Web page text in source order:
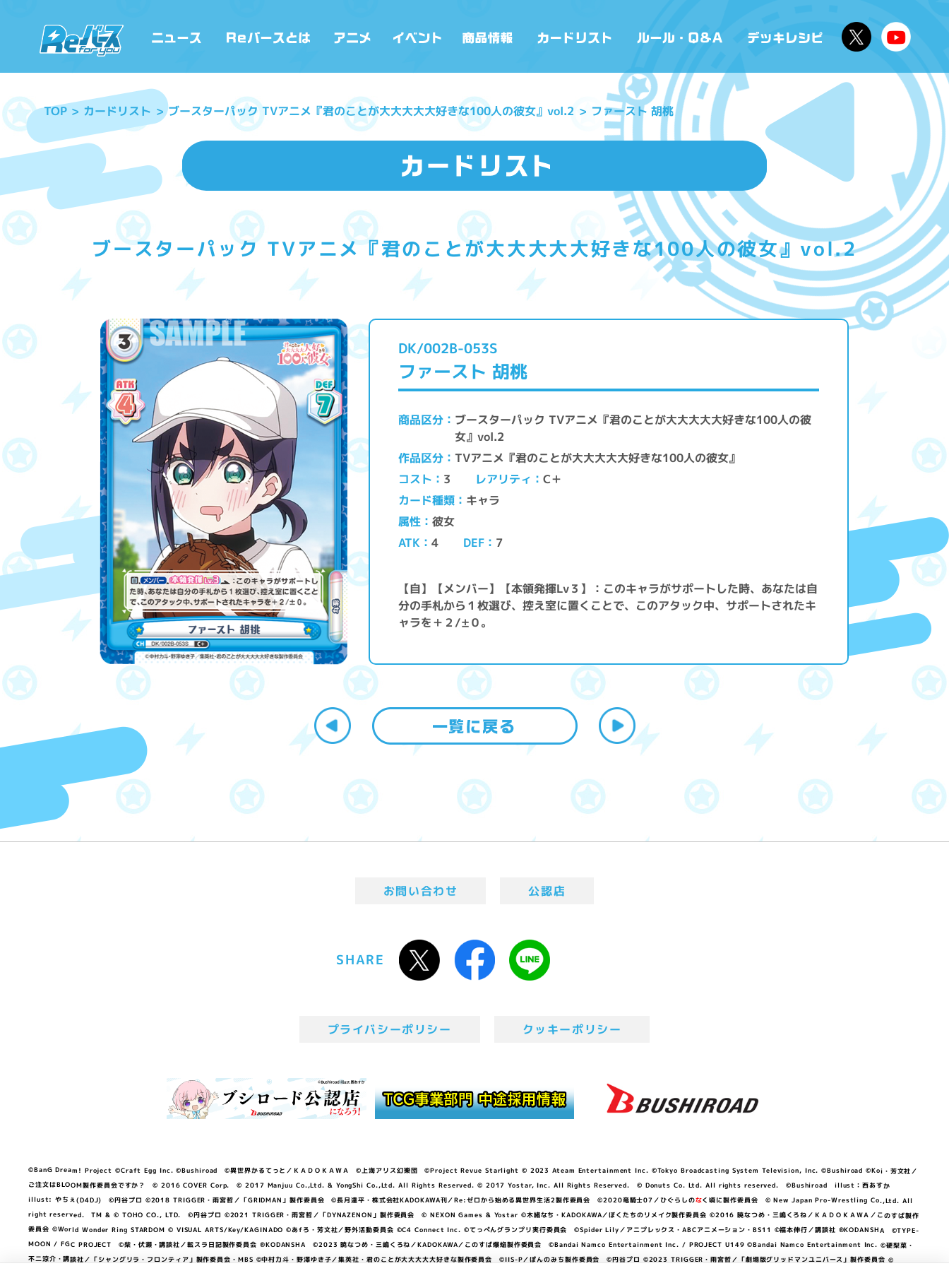
TOP カードリスト ブースターパック TVアニメ『君のことが大大大大大好きな100人の彼女』vol.2 ファースト 胡桃
ブースターパック TVアニメ『君のことが大大大大大好きな100人の彼女』vol.2
DK/002B-053S
ファースト 胡桃
商品区分 ブースターパック TVアニメ『君のことが大大大大大好きな100人の彼
女』vol.2
作品区分 TVアニメ『君のことが大大大大大好きな100人の彼女』
コスト 3 レアリティ C＋
カード種類 キャラ
属性 彼女
ATK 4 DEF 7
【自】【メンバー】【本領発揮Lv３】：このキャラがサポートした時、あなたは自
分の手札から１枚選び、控え室に置くことで、このアタック中、サポートされたキ
ャラを＋２/±０。
お問い合わせ 公認店
SHARE
プライバシーポリシー クッキーポリシー
©BanG Dream! Project ©Craft Egg Inc. ©Bushiroad ©異世界かるてっと／ＫＡＤＯＫＡＷＡ ©上海アリス幻樂団 ©Project Revue Starlight © 2023 Ateam Entertainment Inc. ©Tokyo Broadcasting System Television, Inc. ©Bushiroad ©Koi・芳文社／
ご注文はBLOOM製作委員会ですか？ © 2016 COVER Corp. © 2017 Manjuu Co.,Ltd. & YongShi Co.,Ltd. All Rights Reserved. © 2017 Yostar, Inc. All Rights Reserved. © Donuts Co. Ltd. All rights reserved. ©Bushiroad illust：西あすか
illust: やちぇ(D4DJ) ©円谷プロ ©2018 TRIGGER・雨宮哲／「GRIDMAN」製作委員会 ©長月達平・株式会社KADOKAWA刊／Re:ゼロから始める異世界生活2製作委員会 ©2020竜騎士07／ひぐらしのなく頃に製作委員会 © New Japan Pro-Wrestling Co.,Ltd. All
right reserved. TM & © TOHO CO., LTD. ©円谷プロ ©2021 TRIGGER・雨宮哲／「DYNAZENON」製作委員会 © NEXON Games & Yostar ©木緒なち・KADOKAWA／ぼくたちのリメイク製作委員会 ©2016 暁なつめ・三嶋くろね／ＫＡＤＯＫＡＷＡ／このすば製作
委員会 ©World Wonder Ring STARDOM © VISUAL ARTS/Key/KAGINADO ©あfろ・芳文社／野外活動委員会 ©C4 Connect Inc. ©てっぺんグランプリ実行委員会 ©Spider Lily／アニプレックス・ABCアニメーション・BS11 ©福本伸行／講談社 ®KODANSHA ©TYPE-
MOON / FGC PROJECT ©柴・伏瀬・講談社／転スラ日記製作委員会 ®KODANSHA ©2023 暁なつめ・三嶋くろね／KADOKAWA／このすば爆焔製作委員会 ©Bandai Namco Entertainment Inc. / PROJECT U149 ©Bandai Namco Entertainment Inc. ©硬梨菜・
不二涼介・講談社／「シャングリラ・フロンティア」製作委員会・MBS ©中村力斗・野澤ゆき子／集英社・君のことが大大大大大好きな製作委員会 ©IIS-P／ぽんのみち製作委員会 ©円谷プロ ©2023 TRIGGER・雨宮哲／「劇場版グリッドマンユニバース」製作委員会 ©